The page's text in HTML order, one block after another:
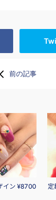
前の記事
イン ¥8700